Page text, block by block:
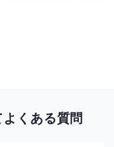
くある質問